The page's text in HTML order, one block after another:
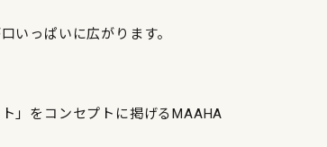
いっぱいに広がります。
」をコンセプトに掲げるMAAHA